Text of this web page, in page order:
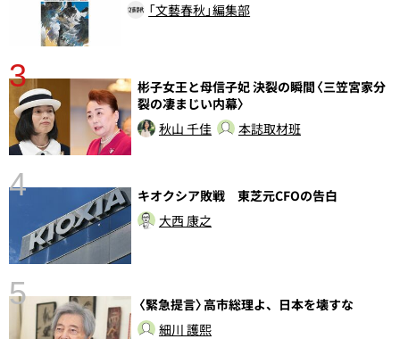
「文藝春秋」編集部
3
彬子女王と母信子妃 決裂の瞬間〈三笠宮家分
裂の凄まじい内幕〉
秋山 千佳
本誌取材班
4
キオクシア敗戦 東芝元CFOの告白
大西 康之
5
〈緊急提言〉高市総理よ、日本を壊すな
細川 護熙